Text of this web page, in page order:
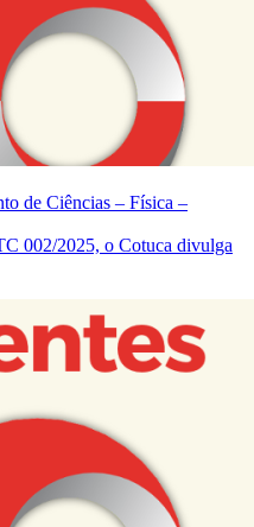
de Ciências – Física –
002/2025, o Cotuca divulga